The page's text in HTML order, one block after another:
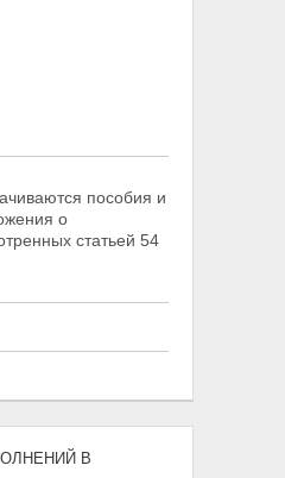
пособия и
о
статьей 54
В